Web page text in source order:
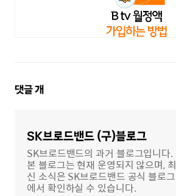
댓
댓글개
SK브로드밴드 (구)블로그
SK브로드밴드의 과거 블로그입니다.
본 블로그는 현재 운영되지 않으며, 최
신 소식은 SK브로드밴드 공식 블로그
에서 확인하실 수 있습니다.